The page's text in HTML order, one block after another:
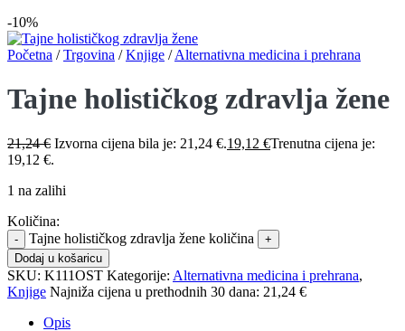
-10%
Početna / Trgovina / Knjige / Alternativna medicina i prehrana
Tajne holističkog zdravlja žene
21,24€ Izvorna cijena bila je: 21,24 €.19,12 €Trenutna cijena je:
19,12 €.
1 na zalihi
Količina:
Tajne holističkog zdravlja žene količina
Dodaj u košaricu
SKU: K111OST Kategorije: Alternativna medicina i prehrana,
Knjige Najniža cijena u prethodnih 30 dana: 21,24 €
Opis